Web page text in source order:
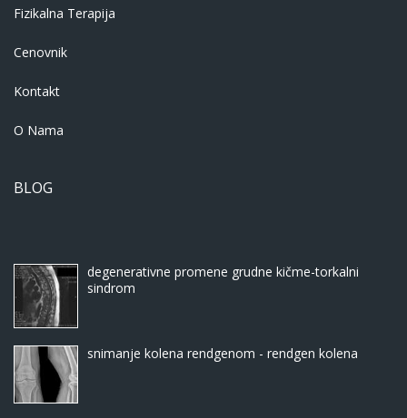
Fizikalna Terapija
Cenovnik
Kontakt
O Nama
BLOG
degenerativne promene grudne kičme-torkalni
sindrom
snimanje kolena rendgenom - rendgen kolena